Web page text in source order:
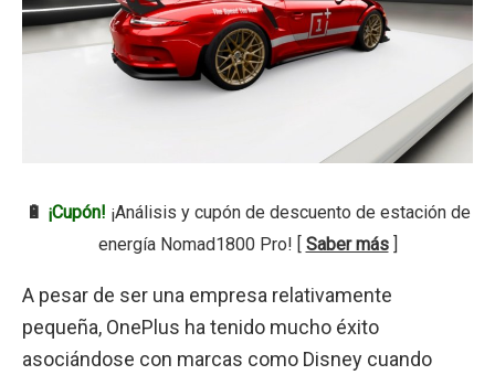
🔋 ¡Cupón! ¡Análisis y cupón de descuento de estación de
energía Nomad1800 Pro! [ Saber más]
A pesar de ser una empresa relativamente
pequeña, OnePlus ha tenido mucho éxito
asociándose con marcas como Disney cuando